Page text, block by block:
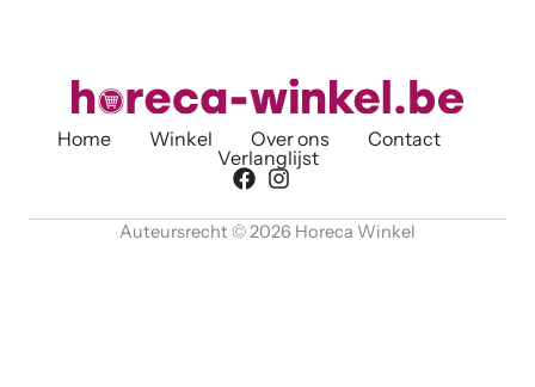
Home Winkel Over ons
Contact
Verlanglijst
Auteursrecht © 2026 Horeca Winkel